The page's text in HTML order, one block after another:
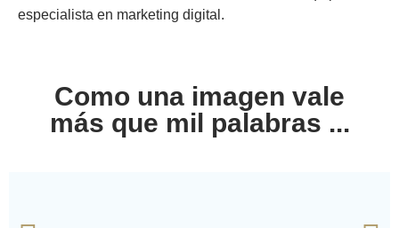
especialista en marketing digital.
Como una imagen vale
más que mil palabras ...